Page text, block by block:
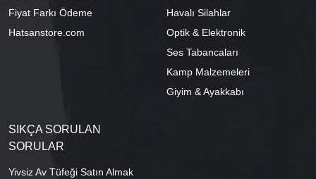
Fiyat Farkı Ödeme
Hatsanstore.com
Havalı Silahlar
Optik & Elektronik
Ses Tabancaları
Kamp Malzemeleri
Giyim & Ayakkabı
SIKÇA SORULAN
SORULAR
Yivsiz Av Tüfeği Satın Almak